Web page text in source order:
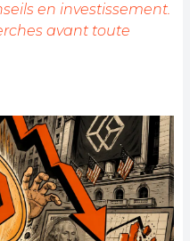
en investissement.
avant toute